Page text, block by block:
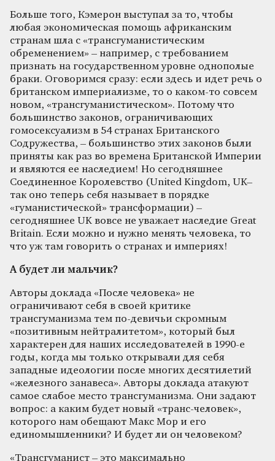
Больше того, Кэмерон выступал за то, чтобы
любая экономическая помощь африканским
странам шла с «трансгуманистическим
обременением» – например, с требованием
признать на государственном уровне однополые
браки. Оговоримся сразу: если здесь и идет речь о
британском империализме, то о каком-то совсем
новом, «трансгуманистическом». Потому что
большинство законов, ограничивающих
гомосексуализм в 54 странах Британского
Содружества, – большинство этих законов были
приняты как раз во времена Британской Империи
и являются ее наследием! Но сегодняшнее
Соединенное Королевство (United Kingdom, UK–
так оно теперь себя называет в порядке
«гуманистической» трансформации) –
сегодняшнее UK вовсе не уважает наследие Great
Britain. Если можно и нужно менять человека, то
что уж там говорить о странах и империях!
А будет ли мальчик?
Авторы доклада «После человека» не
ограничивают себя в своей критике
трансгуманизма тем по-девичьи скромным
«позитивным нейтралитетом», который был
характерен для наших исследователей в 1990-е
годы, когда мы только открывали для себя
западные идеологии после многих десятилетий
«железного занавеса». Авторы доклада атакуют
самое слабое место трансгуманизма. Они задают
вопрос: а каким будет новый «транс-человек»,
которого нам обещают Макс Мор и его
единомышленники? И будет ли он человеком?
«Трансгуманист – это максимально